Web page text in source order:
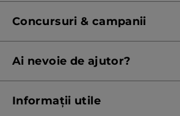
Concursuri & campanii
Listă prețuri standard
Ai nevoie de ajutor?
Informații utile